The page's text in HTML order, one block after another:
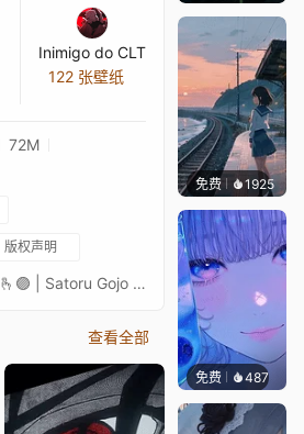
Inimigo do CLT
122 张壁纸
72M
版权声明
摘自歌曲 Vazio Neon 🫰🟣 | Satoru Gojo (Pt II) ，歌手 Neow。以下是他的 YouTube 频道链接
查看全部
免费 1925辰东
免费 487辰东